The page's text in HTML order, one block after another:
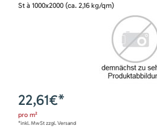
St à 1000x2000 (ca. 2,16 kg/qm)
22,61€*
pro m²
*inkl. MwSt zzgl. Versand